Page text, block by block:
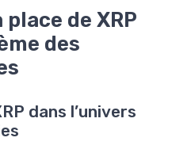
de XRP
des
dans l’univers